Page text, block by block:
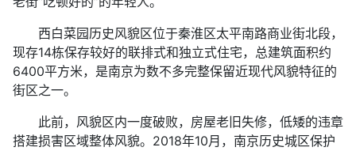
西白菜园历史风貌区位于秦淮区太平南路商业街北段，
现存14栋保存较好的联排式和独立式住宅，总建筑面积约
6400平方米，是南京为数不多完整保留近现代风貌特征的
街区之一。
此前，风貌区内一度破败，房屋老旧失修，低矮的违章
搭建损害区域整体风貌。2018年10月，南京历史城区保护